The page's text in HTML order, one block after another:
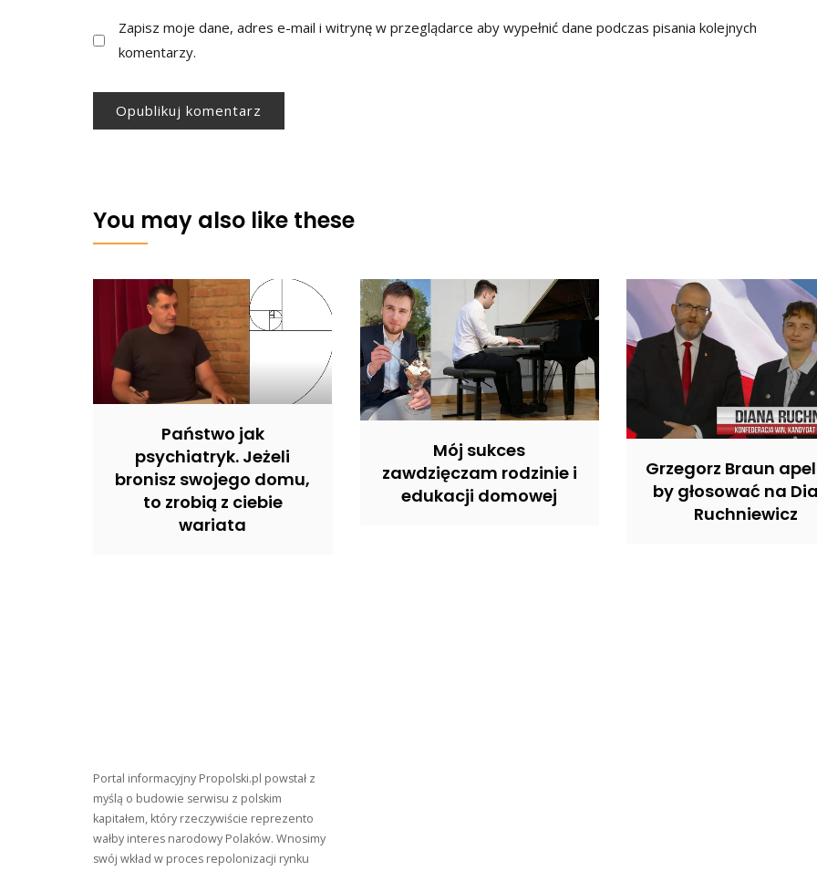
Zapisz moje dane, adres e-mail i witrynę w przeglądarce aby wypełnić dane podczas pisania kolejnych
komentarzy.
You may also like these
Państwo jak
psychiatryk. Jeżeli
bronisz swojego domu,
to zrobią z ciebie
wariata
Mój sukces
zawdzięczam rodzinie i
edukacji domowej
Grzegorz Braun
by głosować na
Ruchniewicz
Portal informacyjny Propolski.pl powstał z
myślą o budowie serwisu z polskim
kapitałem, który rzeczywiście reprezento
wałby interes narodowy Polaków. Wnosimy
swój wkład w proces repolonizacji rynku